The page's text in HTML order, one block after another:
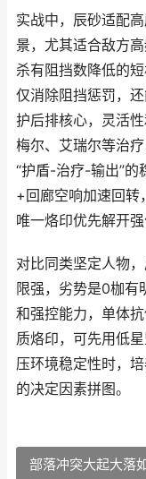
实战中，辰砂适配
景，尤其适合敌方
杀有阻挡数降低的
仅消除阻挡惩罚，
护后排核心，灵活
梅尔、艾瑞尔等治
“护盾-治疗-输出”的
+回廊空响加速回转
唯一烙印优先解开强
对比同类坚定人物
限强，劣势是0枷有
和强控能力，单体
质烙印，可先用低
压环境稳定性时，
的决定因素拼图。
部落冲突大起大落